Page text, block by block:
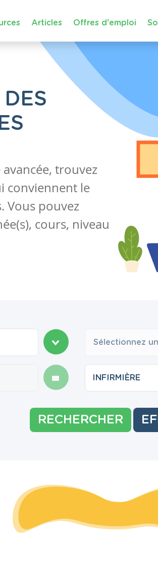
Articles Offres d'emploi
trouvez
conviennent le
Vous pouvez
cours, niveau
Sélectionnez
RECHERCHER